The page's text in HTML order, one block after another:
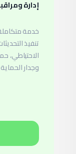
إدارة
خدمة
وجدار